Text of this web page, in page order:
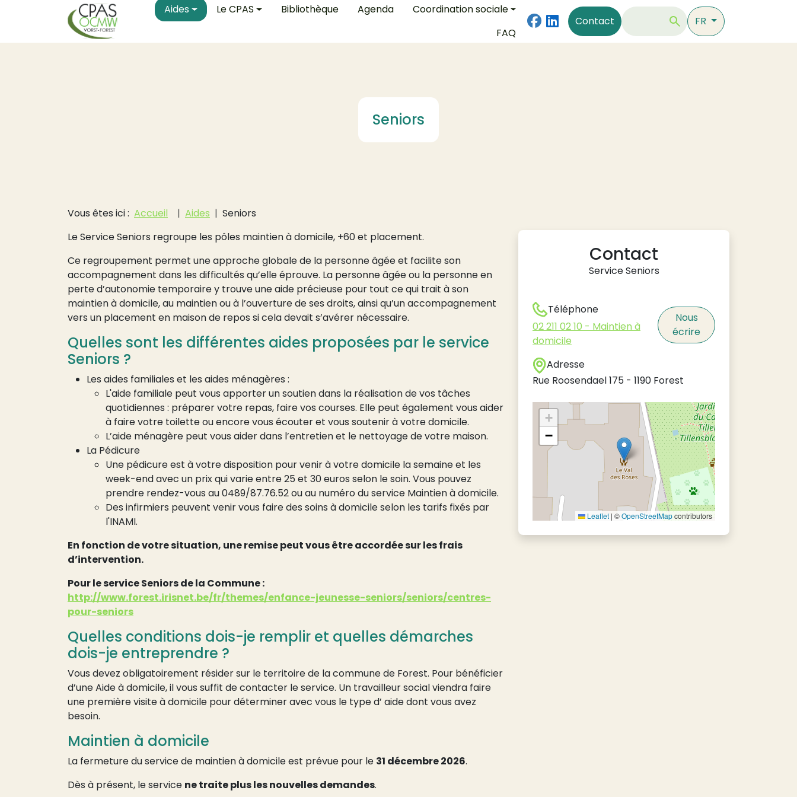
Aller au contenu principal Main navigation
Aides Le CPAS Bibliothèque Agenda
Coordination sociale
FAQ
Contact
Contact Rechercher
FR
Seniors
Fil d'Ariane
Vous êtes ici : Accueil Aides
Seniors
Le Service Seniors regroupe les pôles maintien à domicile, +60 et placement.
Ce regroupement permet une approche globale de la personne âgée et facilite son
accompagnement dans les difficultés qu’elle éprouve. La personne âgée ou la personne en
perte d’autonomie temporaire y trouve une aide précieuse pour tout ce qui trait à son
maintien à domicile, au maintien ou à l’ouverture de ses droits, ainsi qu’un accompagnement
vers un placement en maison de repos si cela devait s’avérer nécessaire.
Quelles sont les différentes aides proposées par le service
Seniors ?
Les aides familiales et les aides ménagères :
L'aide familiale peut vous apporter un soutien dans la réalisation de vos tâches
quotidiennes : préparer votre repas, faire vos courses. Elle peut également vous aider
à faire votre toilette ou encore vous écouter et vous soutenir à votre domicile.
L’aide ménagère peut vous aider dans l’entretien et le nettoyage de votre maison.
La Pédicure
Une pédicure est à votre disposition pour venir à votre domicile la semaine et les
week-end avec un prix qui varie entre 25 et 30 euros selon le soin. Vous pouvez
prendre rendez-vous au 0489/87.76.52 ou au numéro du service Maintien à domicile.
Des infirmiers peuvent venir vous faire des soins à domicile selon les tarifs fixés par
l'INAMI.
En fonction de votre situation, une remise peut vous être accordée sur les frais
d’intervention.
Pour le service Seniors de la Commune :
http://www.forest.irisnet.be/fr/themes/enfance-jeunesse-seniors/seniors/centres-
pour-seniors
Quelles conditions dois-je remplir et quelles démarches
dois-je entreprendre ?
Vous devez obligatoirement résider sur le territoire de la commune de Forest. Pour bénéficier
d’une Aide à domicile, il vous suffit de contacter le service. Un travailleur social viendra faire
une première visite à domicile pour déterminer avec vous le type d’ aide dont vous avez
besoin.
Maintien à domicile
La fermeture du service de maintien à domicile est prévue pour le 31 décembre 2026.
Dès à présent, le service ne traite plus les nouvelles demandes.
Contact
Service Seniors
Téléphone
02 211 02 10 - Maintien à
domicile
Nous
écrire
Adresse
Rue Roosendael 175 - 1190 Forest
+
−
Leaflet | ©OpenStreetMapcontributors